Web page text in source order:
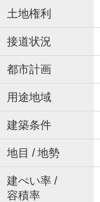
土地権利
接道状況
都市計画
用途地域
建築条件
地目 / 地勢
建ぺい率 /
容積率